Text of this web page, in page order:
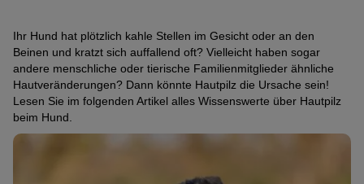
Ihr Hund hat plötzlich kahle Stellen im Gesicht oder an den
Beinen und kratzt sich auffallend oft? Vielleicht haben sogar
andere menschliche oder tierische Familienmitglieder ähnliche
Hautveränderungen? Dann könnte Hautpilz die Ursache sein!
Lesen Sie im folgenden Artikel alles Wissenswerte über Hautpilz
beim Hund.